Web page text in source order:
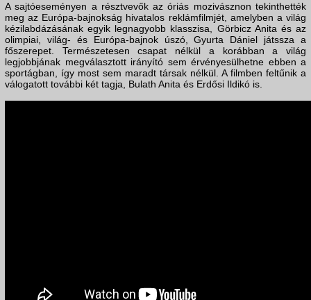
A sajtóeseményen a résztvevők az óriás mozivásznon tekinthették
meg az Európa-bajnokság hivatalos reklámfilmjét, amelyben a világ
kézilabdázásának egyik legnagyobb klasszisa, Görbicz Anita és az
olimpiai, világ- és Európa-bajnok úszó, Gyurta Dániel játssza a
főszerepet. Természetesen csapat nélkül a korábban a világ
legjobbjának megválasztott irányító sem érvényesülhetne ebben a
sportágban, így most sem maradt társak nélkül. A filmben feltűnik a
válogatott további két tagja, Bulath Anita és Erdősi Ildikó is.